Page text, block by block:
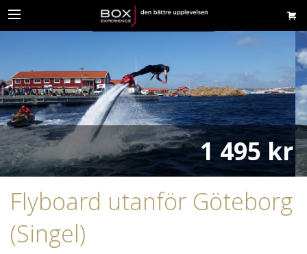
1 495 kr
Flyboard utanför Göteborg
(Singel)